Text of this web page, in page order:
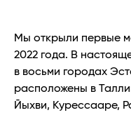
Мы открыли первые
2022 года. В
в восьми городах
расположены в
Йыхви, Курессааре,